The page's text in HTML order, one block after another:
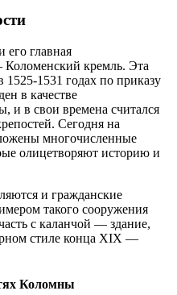
его главная
Коломенский кремль. Эта
1525-1531 годах по приказу
в качестве
и в свои времена считался
Сегодня на
многочисленные
олицетворяют историю и
и гражданские
такого сооружения
с каланчой — здание,
стиле конца XIX —
Коломны